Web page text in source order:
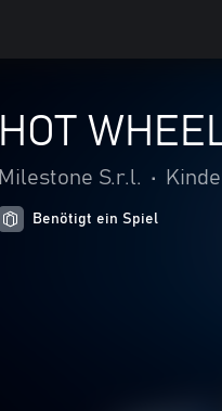
HOT
Milestone S.r.l. •
Benötigt ein Spiel